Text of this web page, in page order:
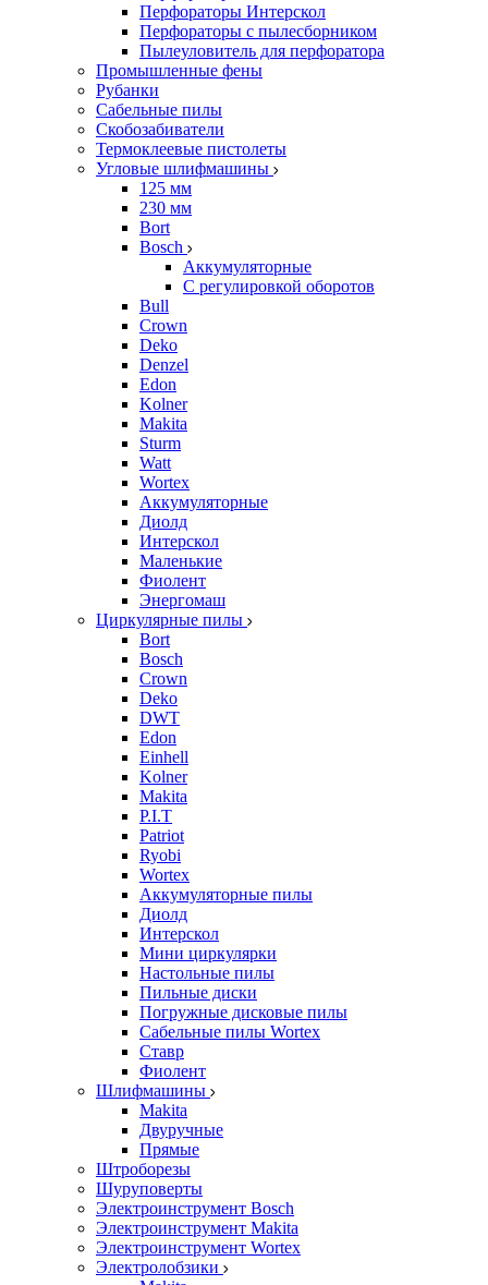
Перфораторы Интерскол
Перфораторы с пылесборником
Пылеуловитель для перфоратора
Промышленные фены
Рубанки
Сабельные пилы
Скобозабиватели
Термоклеевые пистолеты
Угловые шлифмашины
125 мм
230 мм
Bort
Bosch
Аккумуляторные
С регулировкой оборотов
Bull
Crown
Deko
Denzel
Edon
Kolner
Makita
Sturm
Watt
Wortex
Аккумуляторные
Диолд
Интерскол
Маленькие
Фиолент
Энергомаш
Циркулярные пилы
Bort
Bosch
Crown
Deko
DWT
Edon
Einhell
Kolner
Makita
P.I.T
Patriot
Ryobi
Wortex
Аккумуляторные пилы
Диолд
Интерскол
Мини циркулярки
Настольные пилы
Пильные диски
Погружные дисковые пилы
Сабельные пилы Wortex
Ставр
Фиолент
Шлифмашины
Makita
Двуручные
Прямые
Штроборезы
Шуруповерты
Электроинструмент Bosch
Электроинструмент Makita
Электроинструмент Wortex
Электролобзики